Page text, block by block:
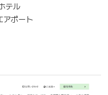
テル
アポート